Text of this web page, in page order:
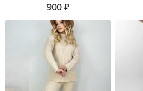
900 ₽